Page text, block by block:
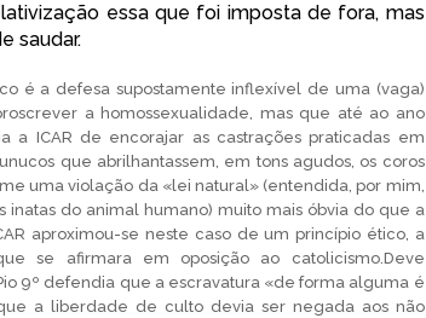
essa que foi imposta de fora, mas
saudar.
é a defesa supostamente inflexível de uma (vaga)
a homossexualidade, mas que até ao ano
a ICAR de encorajar as castrações praticadas em
que abrilhantassem, em tons agudos, os coros
uma violação da «lei natural» (entendida, por mim,
inatas do animal humano) muito mais óbvia do que a
aproximou-se neste caso de um princípio ético, a
se afirmara em oposição ao catolicismo.Deve
9º defendia que a escravatura «de forma alguma é
a liberdade de culto devia ser negada aos não